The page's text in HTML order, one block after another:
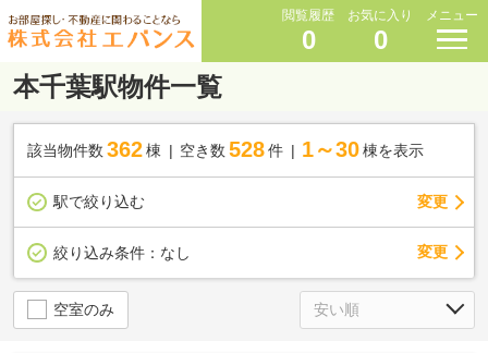
閲覧履歴
0
お気に入り
0
メニュー
本千葉駅物件一覧
該当物件数 362棟 空き数 528 件 1～30 棟を表示
駅で絞り込む 変更
絞り込み条件： なし 変更
空室のみ